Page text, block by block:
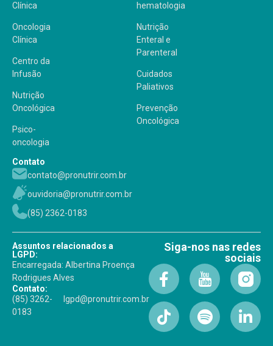
Clínica
Oncologia
Clínica
Centro da
Infusão
Nutrição
Oncológica
Psico-
oncologia
hematologia
Nutrição
Enteral e
Parenteral
Cuidados
Paliativos
Prevenção
Oncológica
Contato
contato@pronutrir.com.br
ouvidoria@pronutrir.com.br
(85) 2362-0183
Assuntos relacionados a
LGPD:
Encarregada: Albertina Proença
Rodrigues Alves
Contato:
(85) 3262-
0183
lgpd@pronutrir.com.br
Siga-nos nas redes
sociais